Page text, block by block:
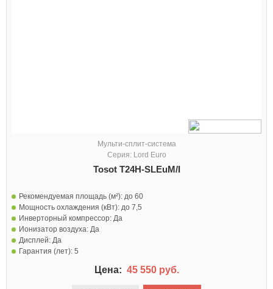
Мульти-сплит-система
Серия: Lord Euro
Tosot T24H-SLEuM/I
Рекомендуемая площадь (м²): до 60
Мощность охлаждения (кВт): до 7,5
Инверторный компрессор: Да
Ионизатор воздуха: Да
Дисплей: Да
Гарантия (лет): 5
Цена: 45 550 руб.